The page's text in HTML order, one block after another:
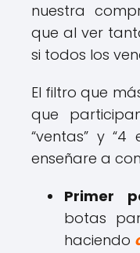
nuestra
que al ver
si todos los
El filtro que
que
“ventas” y
enseñare a
Primer
botas
haciendo